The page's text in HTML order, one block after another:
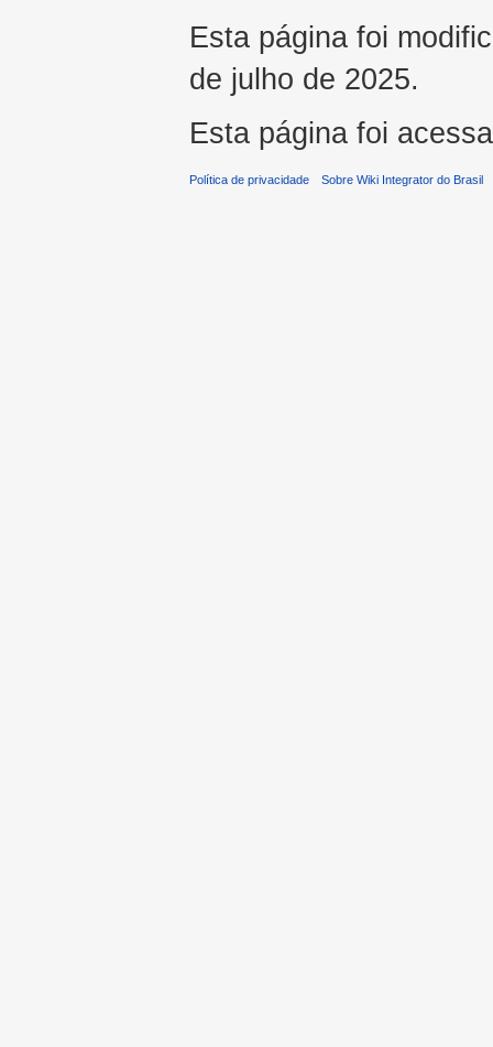
Esta página foi
de julho de 2025.
Esta página foi
Política de privacidade Sobre Wiki Integrator do Brasil